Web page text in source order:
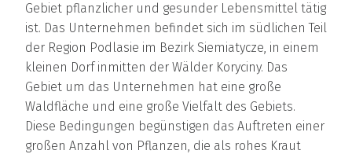
Gebiet pflanzlicher und gesunder Lebensmittel tätig
ist. Das Unternehmen befindet sich im südlichen Teil
der Region Podlasie im Bezirk Siemiatycze, in einem
kleinen Dorf inmitten der Wälder Koryciny. Das
Gebiet um das Unternehmen hat eine große
Waldfläche und eine große Vielfalt des Gebiets.
Diese Bedingungen begünstigen das Auftreten einer
großen Anzahl von Pflanzen, die als rohes Kraut